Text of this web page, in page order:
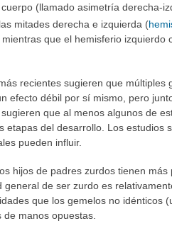
(llamado asimetría derecha-
mitades derecha e izquierda (
que el hemisferio izquierdo
recientes sugieren que múltiples
efecto débil por sí mismo, pero
que al menos algunos de
del desarrollo. Los estudios
pueden influir.
hijos de padres zurdos tienen más
de ser zurdo es
que los gemelos no idénticos
manos opuestas.